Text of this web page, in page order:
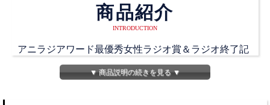
商品紹介
INTRODUCTION
アニラジアワード最優秀女性ラジオ賞＆ラジオ終了記
念（新番組として復活！）ということで出演者3人が
「結城友奈は勇者である」・うどんの聖地 香川まで、
▼ 商品説明の続きを見る ▼